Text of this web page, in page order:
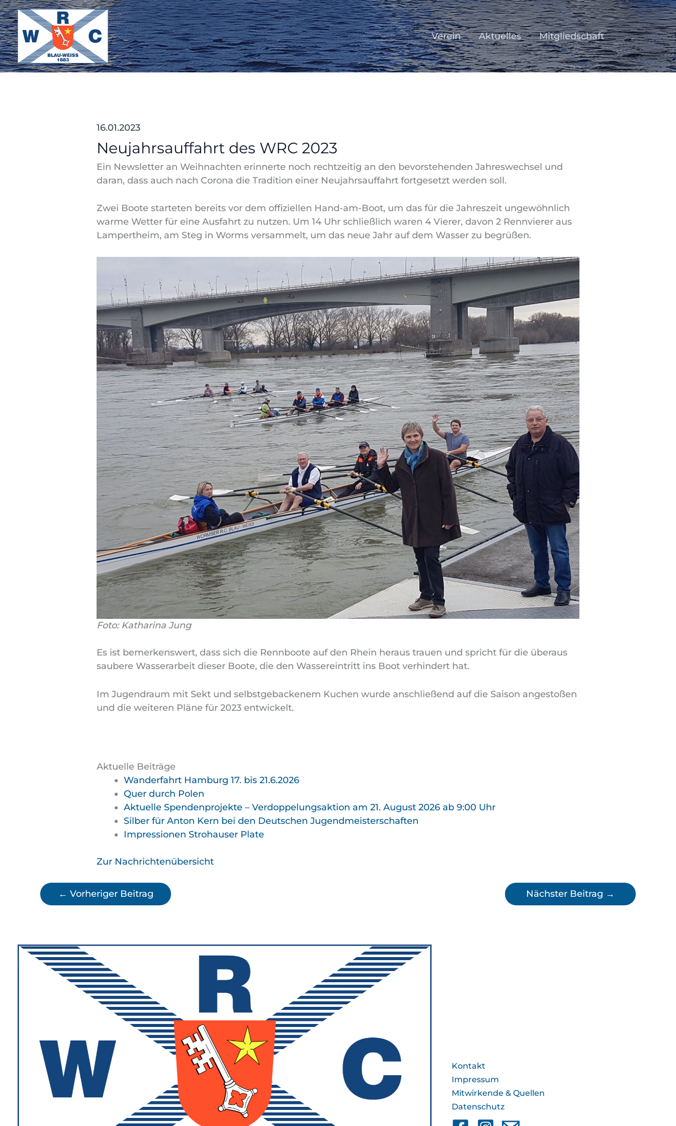
Zum
Inhalt
springen
Verein Aktuelles Mitgliedschaft
16.01.2023
Neujahrsauffahrt des WRC 2023
Ein Newsletter an Weihnachten erinnerte noch rechtzeitig an den bevorstehenden Jahreswechsel und
daran, dass auch nach Corona die Tradition einer Neujahrsauffahrt fortgesetzt werden soll.
Zwei Boote starteten bereits vor dem offiziellen Hand-am-Boot, um das für die Jahreszeit ungewöhnlich
warme Wetter für eine Ausfahrt zu nutzen. Um 14 Uhr schließlich waren 4 Vierer, davon 2 Rennvierer aus
Lampertheim, am Steg in Worms versammelt, um das neue Jahr auf dem Wasser zu begrüßen.
Foto: Katharina Jung
Es ist bemerkenswert, dass sich die Rennboote auf den Rhein heraus trauen und spricht für die überaus
saubere Wasserarbeit dieser Boote, die den Wassereintritt ins Boot verhindert hat.
Im Jugendraum mit Sekt und selbstgebackenem Kuchen wurde anschließend auf die Saison angestoßen
und die weiteren Pläne für 2023 entwickelt.
Aktuelle Beiträge
Wanderfahrt Hamburg 17. bis 21.6.2026
Quer durch Polen
Aktuelle Spendenprojekte – Verdoppelungs­aktion am 21. August 2026 ab 9:00 Uhr
Silber für Anton Kern bei den Deutschen Jugend­meister­schaften
Impressionen Strohauser Plate
Zur Nachrichtenübersicht
← Vorheriger Beitrag Nächster Beitrag →
Kontakt
Impressum
Mitwirkende & Quellen
Datenschutz